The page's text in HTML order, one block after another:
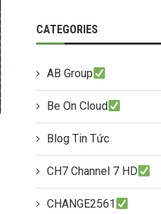
CATEGORIES
AB Group
Be On Cloud
Blog Tin Tức
CH7 Channel 7 HD
CHANGE2561